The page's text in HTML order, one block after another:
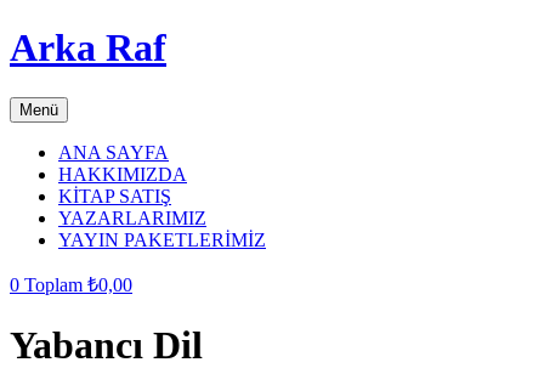
Arka Raf
Menü
ANA SAYFA
HAKKIMIZDA
KİTAP SATIŞ
YAZARLARIMIZ
YAYIN PAKETLERİMİZ
0 Toplam ₺0,00
Yabancı Dil